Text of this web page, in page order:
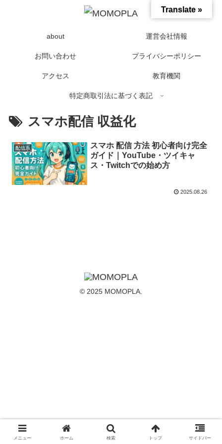
about 運営会社情報
お問い合わせ プライバシーポリシー
アクセス 教育機関
特定商取引法に基づく表記
スマホ配信 収益化
配信系
スマホ 配信 方法 初心者向け完全
ガイド｜YouTube・ツイキャ
ス・Twitchでの始め方
2025.08.26
© 2025 MOMOPLA.
メニュー ホーム 検索 トップ サイドバー
Translate »